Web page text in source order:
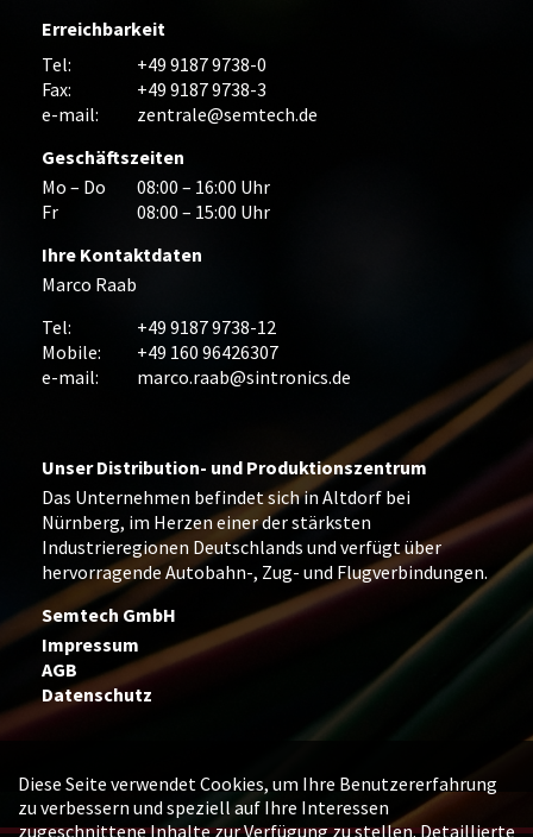
Erreichbarkeit
Tel:
+49 9187 9738-0
Fax:
+49 9187 9738-3
e-mail:
zentrale@semtech.de
Geschäftszeiten
Mo – Do
08:00 – 16:00 Uhr
Fr
08:00 – 15:00 Uhr
Ihre Kontaktdaten
Marco Raab
Tel:
+49 9187 9738-12
Mobile:
+49 160 96426307
e-mail:
marco.raab@sintronics.de
Unser Distribution- und Produktionszentrum
Das Unternehmen befindet sich in Altdorf bei
Nürnberg, im Herzen einer der stärksten
Industrieregionen Deutschlands und verfügt über
hervorragende Autobahn-, Zug- und Flugverbindungen.
Semtech GmbH
Impressum
AGB
Datenschutz
Diese Seite verwendet Cookies, um Ihre Benutzererfahrung
zu verbessern und speziell auf Ihre Interessen
zugeschnittene Inhalte zur Verfügung zu stellen. Detaillierte